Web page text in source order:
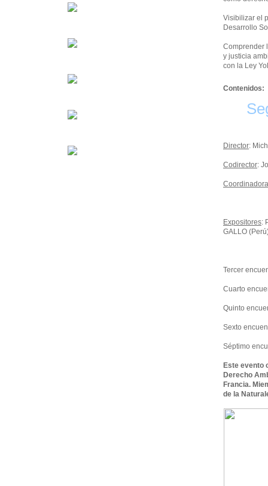
Visibilizar el
Desarrollo
Comprender
y justicia
con la Ley
Contenidos:
Director:
Codirector:
Coordinadora
Expositores:
GALLO
Tercer
Cuarto
Quinto
Sexto
Séptimo
Este evento
Derecho
Francia.
de la